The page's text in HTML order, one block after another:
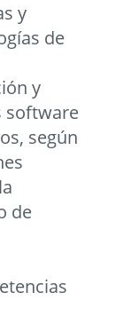
y
de
y
software
según
de